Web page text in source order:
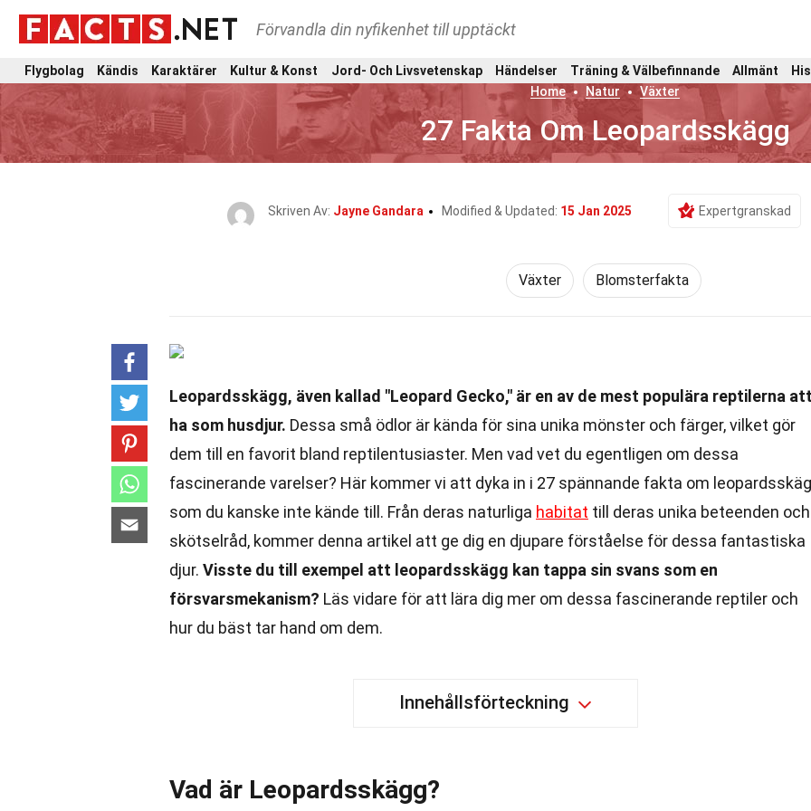
Förvandla din nyfikenhet till upptäckt
Flygbolag Kändis Karaktärer Kultur & Konst Jord- Och Livsvetenskap Händelser Träning & Välbefinnande Allmänt
Home
Natur Växter
27 Fakta Om Leopardsskägg
Skriven Av: Jayne Gandara Modified & Updated: 15 Jan 2025 Expertgranskad
Växter Blomsterfakta
Leopardsskägg, även kallad "Leopard Gecko," är en av de mest populära reptilerna
ha som husdjur. Dessa små ödlor är kända för sina unika mönster och färger, vilket gör
dem till en favorit bland reptilentusiaster. Men vad vet du egentligen om dessa
fascinerande varelser? Här kommer vi att dyka in i 27 spännande fakta om
som du kanske inte kände till. Från deras naturliga habitat till deras unika beteenden och
skötselråd, kommer denna artikel att ge dig en djupare förståelse för dessa fantastiska
djur. Visste du till exempel att leopardsskägg kan tappa sin svans som en
försvarsmekanism? Läs vidare för att lära dig mer om dessa fascinerande reptiler och
hur du bäst tar hand om dem.
Innehållsförteckning
Vad är Leopardsskägg?